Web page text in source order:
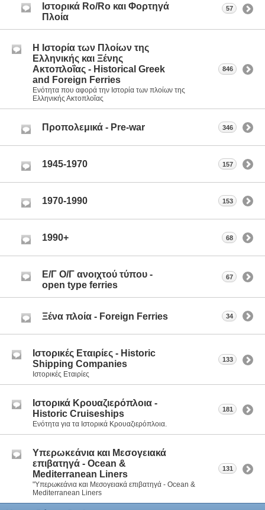
Ιστορικά Ro/Ro και Φορτηγά
Πλοία
57
Η Ιστορία των Πλοίων της
Ελληνικής και Ξένης
Ακτοπλοΐας - Historical Greek
and Foreign Ferries
Ενότητα που αφορά την Ιστορία των πλοίων της
Ελληνικής Ακτοπλοΐας
846
Προπολεμικά - Pre-war 346
1945-1970 157
1970-1990 153
1990+ 68
Ε/Γ Ο/Γ ανοιχτού τύπου -
οpen type ferries
67
Ξένα πλοία - Foreign Ferries 34
Ιστορικές Εταιρίες - Historic
Shipping Companies
Ιστορικές Εταιρίες
133
Ιστορικά Κρουαζιερόπλοια -
Historic Cruiseships
Ενότητα για τα Ιστορικά Κρουαζιερόπλοια.
181
Υπερωκεάνια και Μεσογειακά
επιβατηγά - Ocean &
Mediterranean Liners
"Υπερωκεάνια και Μεσογειακά επιβατηγά - Ocean &
Mediterranean Liners
131